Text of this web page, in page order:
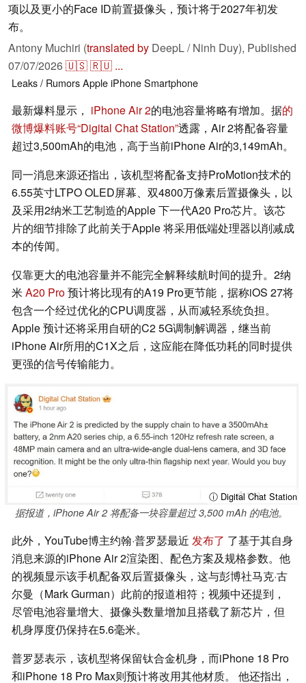
项以及更小的Face ID前置摄像头，预计将于2027年初发
布。
Antony Muchiri (translated by DeepL / Ninh Duy), Published
07/07/2026🇺🇸🇷🇺 ...
Leaks / RumorsAppleiPhoneSmartphone
最新爆料显示， iPhone Air 2的电池容量将略有增加。据的
微博爆料账号“Digital Chat Station”透露，Air 2将配备容量
超过3,500mAh的电池，高于当前iPhone Air的3,149mAh。
同一消息来源还指出，该机型将配备支持ProMotion技术的
6.55英寸LTPO OLED屏幕、双4800万像素后置摄像头，以
及采用2纳米工艺制造的Apple 下一代A20 Pro芯片。该芯
片的细节排除了此前关于Apple 将采用低端处理器以削减成
本的传闻。
仅靠更大的电池容量并不能完全解释续航时间的提升。2纳
米A20 Pro预计将比现有的A19 Pro更节能，据称iOS 27将
包含一个经过优化的CPU调度器，从而减轻系统负担。
Apple 预计还将采用自研的C2 5G调制解调器，继当前
iPhone Air所用的C1X之后，这应能在降低功耗的同时提供
更强的信号传输能力。
ⓘ Digital Chat Station
据报道，iPhone Air 2 将配备一块容量超过 3,500 mAh 的电池。
此外，YouTube博主约翰·普罗瑟最近 发布了 了基于其自身
消息来源的iPhone Air 2渲染图、配色方案及规格参数。他
的视频显示该手机配备双后置摄像头，这与彭博社马克·古
尔曼（Mark Gurman）此前的报道相符；视频中还提到，
尽管电池容量增大、摄像头数量增加且搭载了新芯片，但
机身厚度仍保持在5.6毫米。
普罗瑟表示，该机型将保留钛合金机身，而iPhone 18 Pro
和iPhone 18 Pro Max则预计将改用其他材质。 他还指出，